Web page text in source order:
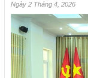
Ngày 2 Tháng 4, 2026